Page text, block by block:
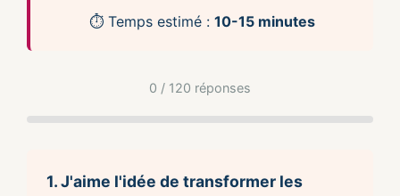
⏱️ Temps estimé : 10-15 minutes
0 / 120 réponses
1. J'aime l'idée de transformer les